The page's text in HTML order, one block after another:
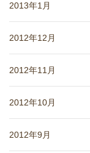
2013年1月
2012年12月
2012年11月
2012年10月
2012年9月